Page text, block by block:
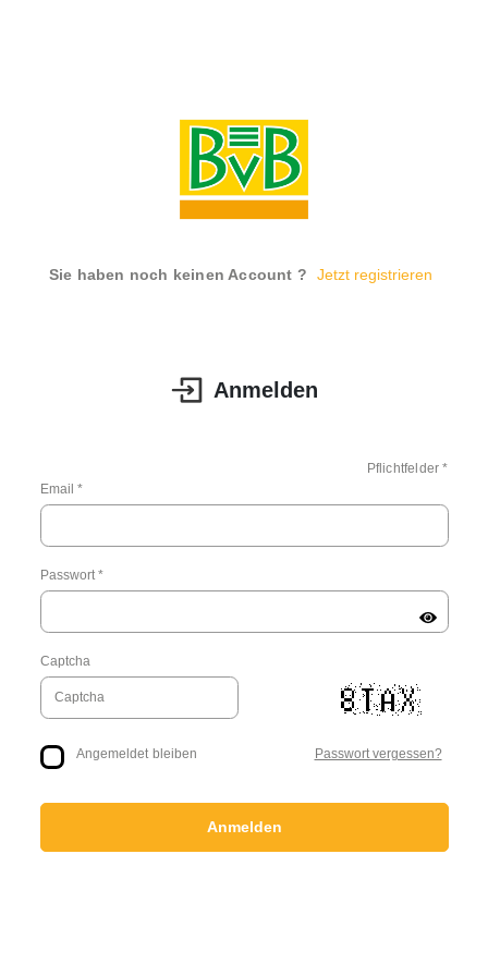
Sie haben noch keinen Account ? Jetzt registrieren
Anmelden
Pflichtfelder *
Email *
Passwort *
Captcha
Angemeldet bleiben Passwort vergessen?
Anmelden